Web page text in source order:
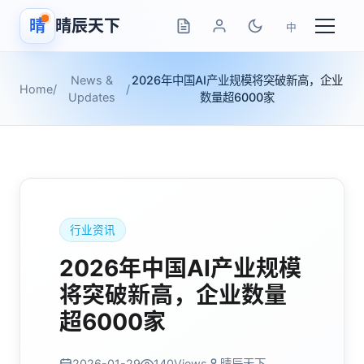
晴 晴辰天下 中
Home/
News &
Updates
/
2026年中国AI产业规模将突破新高，企业
数量超6000家
行业资讯
2026年中国AI产业规模
将突破新高，企业数量
超6000家